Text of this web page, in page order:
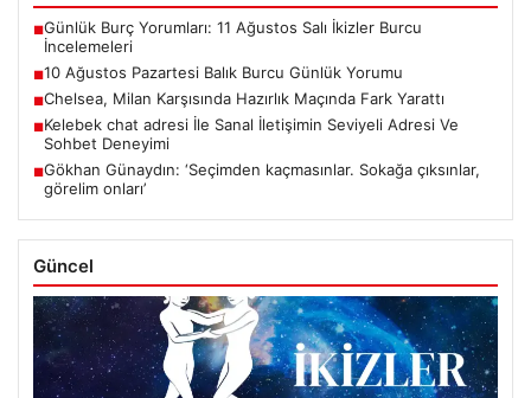
■Günlük Burç Yorumları: 11 Ağustos Salı İkizler Burcu
İncelemeleri
■10 Ağustos Pazartesi Balık Burcu Günlük Yorumu
■Chelsea, Milan Karşısında Hazırlık Maçında Fark Yarattı
■Kelebek chat adresi İle Sanal İletişimin Seviyeli Adresi Ve
Sohbet Deneyimi
■Gökhan Günaydın: ‘Seçimden kaçmasınlar. Sokağa çıksınlar,
görelim onları’
Güncel